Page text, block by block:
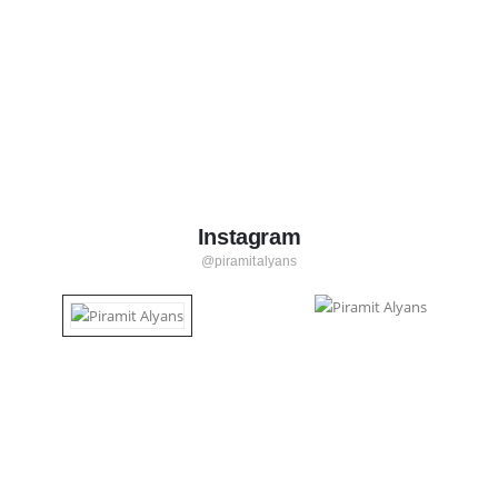
Instagram
@piramitalyans